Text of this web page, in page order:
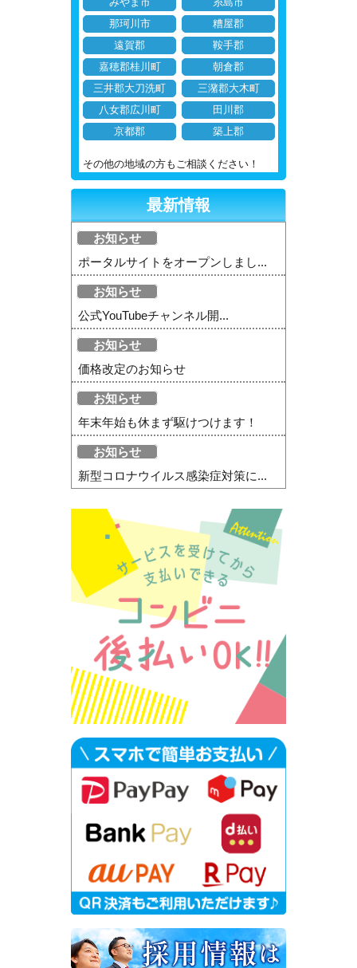
みやま市
糸島市
那珂川市
糟屋郡
遠賀郡
鞍手郡
嘉穂郡桂川町
朝倉郡
三井郡大刀洗町
三潴郡大木町
八女郡広川町
田川郡
京都郡
築上郡
その他の地域の方もご相談ください！
最新情報
お知らせ
ポータルサイトをオープンしまし...
お知らせ
公式YouTubeチャンネル開...
お知らせ
価格改定のお知らせ
お知らせ
年末年始も休まず駆けつけます！
お知らせ
新型コロナウイルス感染症対策に...